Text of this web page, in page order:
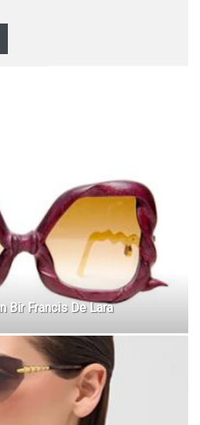
Bir Francis De Lara